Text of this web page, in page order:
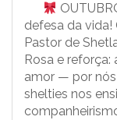
defesa da vida!
Pastor de
Rosa e
amor — por
shelties nos